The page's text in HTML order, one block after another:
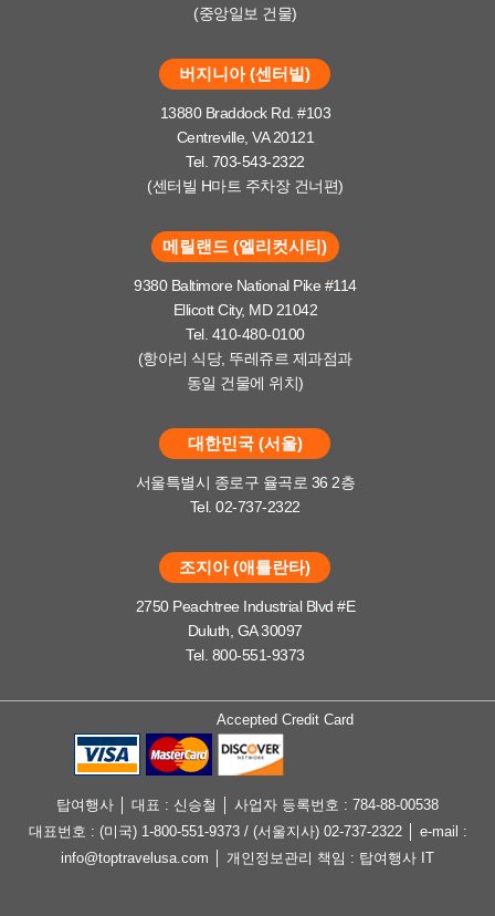
(중앙일보 건물)
버지니아 (센터빌)
13880 Braddock Rd. #103
Centreville, VA 20121
Tel. 703-543-2322
(센터빌 H마트 주차장 건너편)
메릴랜드 (엘리컷시티)
9380 Baltimore National Pike #114
Ellicott City, MD 21042
Tel. 410-480-0100
(항아리 식당, 뚜레쥬르 제과점과
동일 건물에 위치)
대한민국 (서울)
서울특별시 종로구 율곡로 36 2층
Tel. 02-737-2322
조지아 (애틀란타)
2750 Peachtree Industrial Blvd #E
Duluth, GA 30097
Tel. 800-551-9373
Accepted Credit Card
탑여행사 │ 대표 : 신승철 │ 사업자 등록번호 : 784-88-00538
대표번호 : (미국) 1-800-551-9373 / (서울지사) 02-737-2322 │ e-mail :
info@toptravelusa.com │ 개인정보관리 책임 : 탑여행사 IT